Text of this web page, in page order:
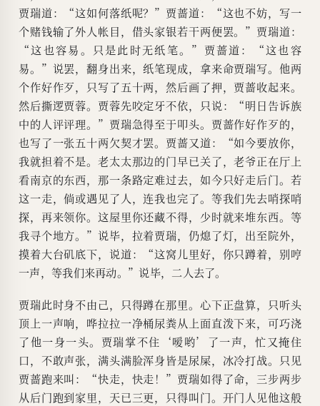
贾瑞道：“这如何落纸呢？”贾蔷道：“这也不妨，写一
个赌钱输了外人帐目，借头家银若干两便罢。”贾瑞道：
“这也容易。只是此时无纸笔。”贾蔷道：“这也容
易。”说罢，翻身出来，纸笔现成，拿来命贾瑞写。他两
个作好作歹，只写了五十两，然后画了押，贾蔷收起来。
然后撕逻贾蓉。贾蓉先咬定牙不依，只说：“明日告诉族
中的人评评理。”贾瑞急得至于叩头。贾蔷作好作歹的，
也写了一张五十两欠契才罢。贾蔷又道：“如今要放你，
我就担着不是。老太太那边的门早已关了，老爷正在厅上
看南京的东西，那一条路定难过去，如今只好走后门。若
这一走，倘或遇见了人，连我也完了。等我们先去哨探哨
探，再来领你。这屋里你还藏不得，少时就来堆东西。等
我寻个地方。”说毕，拉着贾瑞，仍熄了灯，出至院外，
摸着大台矶底下，说道：“这窝儿里好，你只蹲着，别哼
一声，等我们来再动。”说毕，二人去了。
贾瑞此时身不由己，只得蹲在那里。心下正盘算，只听头
顶上一声响，哗拉拉一净桶尿粪从上面直泼下来，可巧浇
了他一身一头。贾瑞掌不住‘嗳哟’了一声，忙又掩住
口，不敢声张，满头满脸浑身皆是尿屎，冰冷打战。只见
贾蔷跑来叫：“快走，快走！”贾瑞如得了命，三步两步
从后门跑到家里，天已三更，只得叫门。开门人见他这般